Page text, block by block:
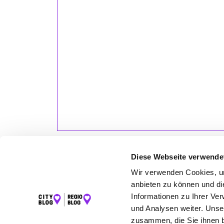
Diese Webseite
Wir verwenden Cookies,
anbieten zu können und
Informationen zu Ihrer
und Analysen weiter.
zusammen, die Sie ihnen
persönlich & individuell aufgenommen.
oder Kündigung von Versicherungen.
Man kann Spuren des Lebens, kleine
Andenken des geliebten Menschen,
anfertigen lassen. Man hilft gerne,
nichts ist zu viel, unkompliziert &
schnell werden Dinge erledigt. Die